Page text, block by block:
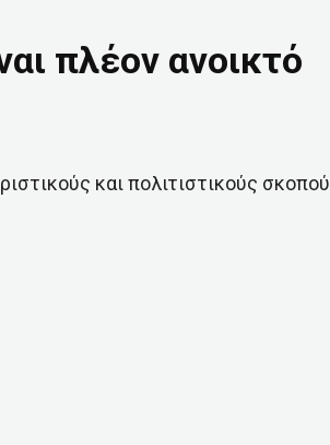
πλέον ανοικτό
και πολιτιστικούς σκοπού